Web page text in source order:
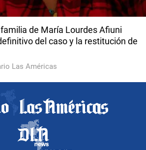
de María Lourdes Afiuni
del caso y la restitución de
Las Américas